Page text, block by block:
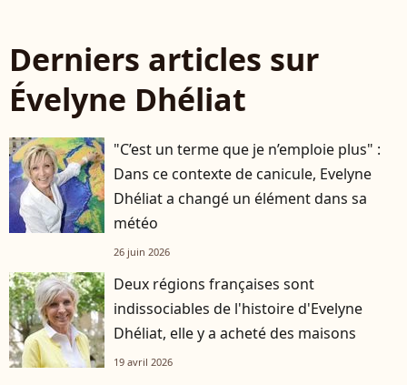
Derniers articles sur
Évelyne Dhéliat
"C’est un terme que je n’emploie plus" :
Dans ce contexte de canicule, Evelyne
Dhéliat a changé un élément dans sa
météo
26 juin 2026
Deux régions françaises sont
indissociables de l'histoire d'Evelyne
Dhéliat, elle y a acheté des maisons
19 avril 2026